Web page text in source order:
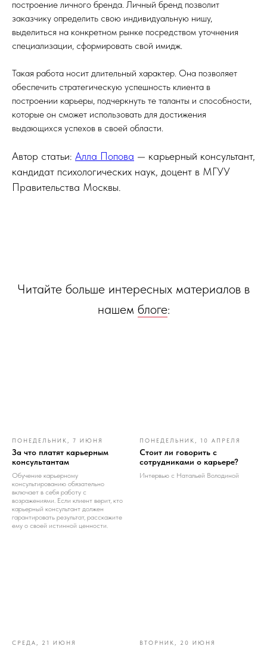
построение личного бренда. Личный бренд позволит
заказчику определить свою индивидуальную нишу,
выделиться на конкретном рынке посредством уточнения
специализации, сформировать свой имидж.
Такая работа носит длительный характер. Она позволяет
обеспечить стратегическую успешность клиента в
построении карьеры, подчеркнуть те таланты и способности,
которые он сможет использовать для достижения
выдающихся успехов в своей области.
Автор статьи: Алла Попова — карьерный консультант,
кандидат психологических наук, доцент в МГУУ
Правительства Москвы.
Читайте больше интересных материалов в
нашем блоге:
ПОНЕДЕЛЬНИК, 7 ИЮНЯ
За что платят карьерным
консультантам
Обучение карьерному
консультированию обязательно
включает в себя работу с
возражениями. Если клиент верит, кто
карьерный консультант должен
гарантировать результат, расскажите
ему о своей истинной ценности.
ПОНЕДЕЛЬНИК, 10 АПРЕЛЯ
Стоит ли говорить с
сотрудниками о карьере?
Интервью с Натальей Володиной
СРЕДА, 21 ИЮНЯ ВТОРНИК, 20 ИЮНЯ